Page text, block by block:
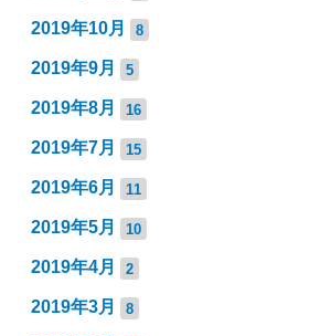
2019年10月 8
2019年9月 5
2019年8月 16
2019年7月 15
2019年6月 11
2019年5月 10
2019年4月 2
2019年3月 8